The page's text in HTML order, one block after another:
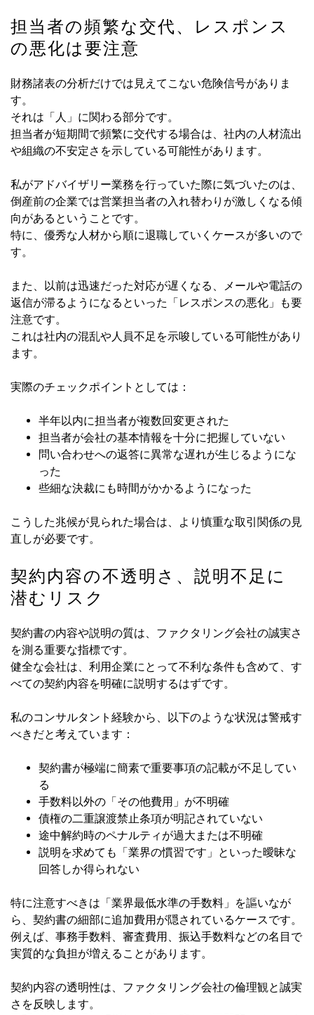
担当者の頻繁な交代、レスポンス
の悪化は要注意
財務諸表の分析だけでは見えてこない危険信号がありま
す。
それは「人」に関わる部分です。
担当者が短期間で頻繁に交代する場合は、社内の人材流出
や組織の不安定さを示している可能性があります。
私がアドバイザリー業務を行っていた際に気づいたのは、
倒産前の企業では営業担当者の入れ替わりが激しくなる傾
向があるということです。
特に、優秀な人材から順に退職していくケースが多いので
す。
また、以前は迅速だった対応が遅くなる、メールや電話の
返信が滞るようになるといった「レスポンスの悪化」も要
注意です。
これは社内の混乱や人員不足を示唆している可能性があり
ます。
実際のチェックポイントとしては：
半年以内に担当者が複数回変更された
担当者が会社の基本情報を十分に把握していない
問い合わせへの返答に異常な遅れが生じるようにな
った
些細な決裁にも時間がかかるようになった
こうした兆候が見られた場合は、より慎重な取引関係の見
直しが必要です。
契約内容の不透明さ、説明不足に
潜むリスク
契約書の内容や説明の質は、ファクタリング会社の誠実さ
を測る重要な指標です。
健全な会社は、利用企業にとって不利な条件も含めて、す
べての契約内容を明確に説明するはずです。
私のコンサルタント経験から、以下のような状況は警戒す
べきだと考えています：
契約書が極端に簡素で重要事項の記載が不足してい
る
手数料以外の「その他費用」が不明確
債権の二重譲渡禁止条項が明記されていない
途中解約時のペナルティが過大または不明確
説明を求めても「業界の慣習です」といった曖昧な
回答しか得られない
特に注意すべきは「業界最低水準の手数料」を謳いなが
ら、契約書の細部に追加費用が隠されているケースです。
例えば、事務手数料、審査費用、振込手数料などの名目で
実質的な負担が増えることがあります。
契約内容の透明性は、ファクタリング会社の倫理観と誠実
さを反映します。